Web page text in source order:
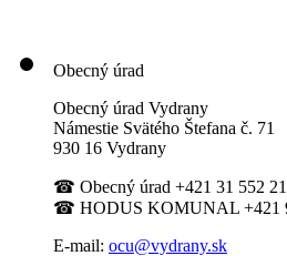
Obecný úrad
Obecný úrad Vydrany
Námestie Svätého Štefana č. 71
930 16 Vydrany
☎ Obecný úrad +421 31 552
☎ HODUS KOMUNAL +421
E-mail: ocu@vydrany.sk